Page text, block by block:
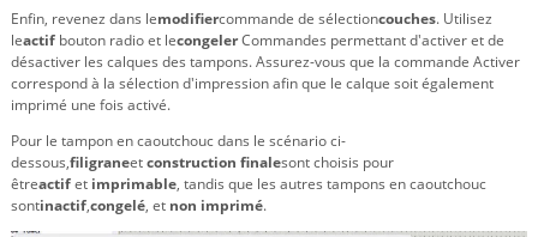
Enfin, revenez dans lemodifiercommande de sélectioncouches. Utilisez
leactif bouton radio et lecongelerCommandes permettant d'activer et de
désactiver les calques des tampons. Assurez-vous que la commande Activer
correspond à la sélection d'impression afin que le calque soit également
imprimé une fois activé.
Pour le tampon en caoutchouc dans le scénario ci-
dessous,filigraneetconstruction finalesont choisis pour
êtreactifet imprimable, tandis que les autres tampons en caoutchouc
sontinactif,congelé, et non imprimé.